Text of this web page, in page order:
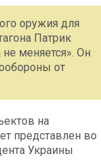
оружия для
Патрик
меняется». Он
от
на
представлен во
Украины